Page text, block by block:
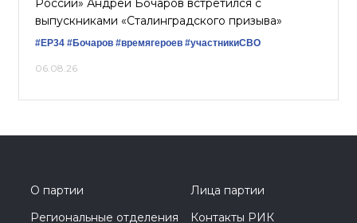
России» Андрей Бочаров встретился с
выпускниками «Сталинградского призыва»
#ЕР34 #Бочаров #времягероев #участникиСВО
06.08.26
О партии
Лица партии
Региональные отделения
Контакты РИК